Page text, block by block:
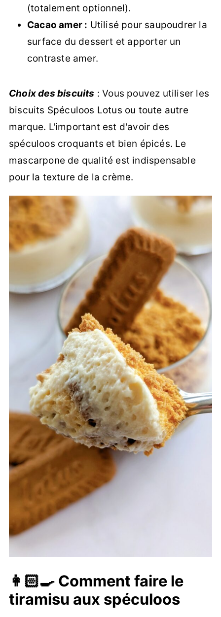
(totalement optionnel).
Cacao amer : Utilisé pour saupoudrer la
surface du dessert et apporter un
contraste amer.
Choix des biscuits : Vous pouvez utiliser les
biscuits Spéculoos Lotus ou toute autre
marque. L'important est d'avoir des
spéculoos croquants et bien épicés. Le
mascarpone de qualité est indispensable
pour la texture de la crème.
👩🏻‍🍳 Comment faire le
tiramisu aux spéculoos